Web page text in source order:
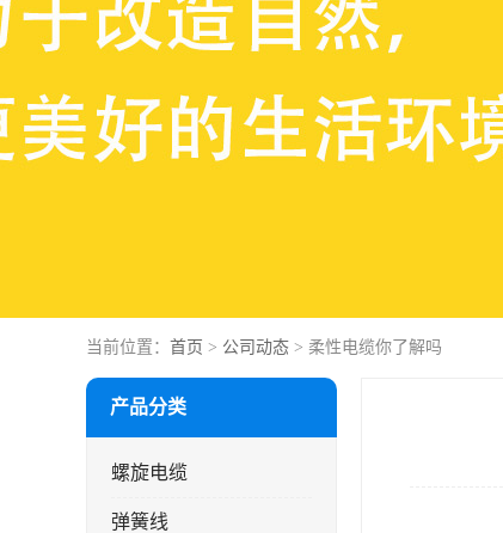
当前位置： 首页 > 公司动态 > 柔性电缆你了解吗
产品分类
螺旋电缆
弹簧线